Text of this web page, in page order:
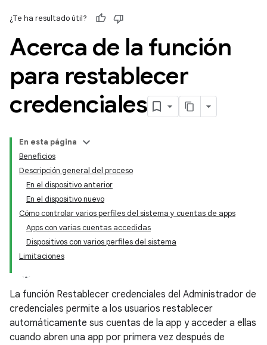
¿Te ha resultado útil?
Acerca de la función
para restablecer
credenciales
En esta página
Beneficios
Descripción general del proceso
En el dispositivo anterior
En el dispositivo nuevo
Cómo controlar varios perfiles del sistema y cuentas de apps
Apps con varias cuentas accedidas
Dispositivos con varios perfiles del sistema
Limitaciones
La función Restablecer credenciales del Administrador de
credenciales permite a los usuarios restablecer
automáticamente sus cuentas de la app y acceder a ellas
cuando abren una app por primera vez después de